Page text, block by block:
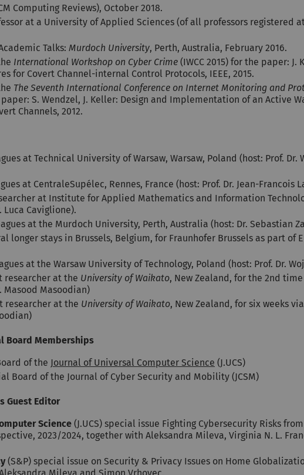
Computing Reviews), October 2018.
at a University of Applied Sciences (of all professors registered
Talks: Murdoch University, Perth, Australia, February 2016.
International Workshop on Cyber Crime (IWCC 2015) for the paper: J.
for Covert Channel-internal Control Protocols, IEEE, 2015.
The Seventh International Conference on Internet Monitoring and
S. Wendzel, J. Keller: Design and Implementation of an Active
Channels, 2012.
at Technical University of Warsaw, Warsaw, Poland (host: Prof. Dr.
at CentraleSupélec, Rennes, France (host: Prof. Dr. Jean-Francois
at Institute for Applied Mathematics and Information
Luca Caviglione).
at the Murdoch University, Perth, Australia (host: Dr. Sebastian
longer stays in Brussels, Belgium, for Fraunhofer Brussels as part of
at the Warsaw University of Technology, Poland (host: Prof. Dr.
researcher at the University of Waikato, New Zealand, for the 2nd
Masood Masoodian)
researcher at the University of Waikato, New Zealand, for six weeks
Board Memberships
of the Journal of Universal Computer Science (J.UCS)
Board of the Journal of Cyber Security and Mobility (JCSM)
Guest Editor
Science (J.UCS) special issue Fighting Cybersecurity Risks
2023/2024, together with Aleksandra Mileva, Virginia N. L.
(S&P) special issue on Security & Privacy Issues on Home